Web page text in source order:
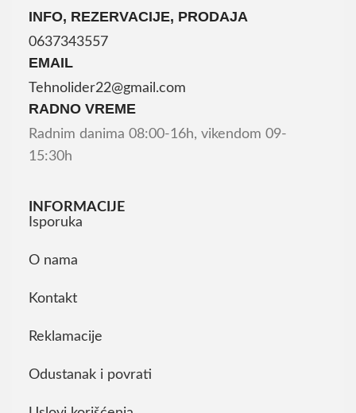
INFO, REZERVACIJE, PRODAJA
0637343557
EMAIL
Tehnolider22@gmail.com
RADNO VREME
Radnim danima 08:00-16h, vikendom 09-
15:30h
INFORMACIJE
Isporuka
O nama
Kontakt
Reklamacije
Odustanak i povrati